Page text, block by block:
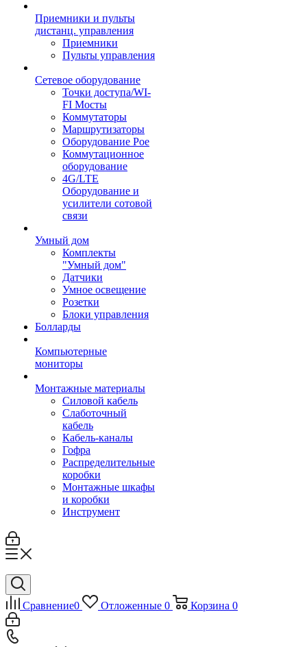
Приемники и пульты
дистанц. управления
Приемники
Пульты управления
Сетевое оборудование
Точки доступа/WI-
FI Мосты
Коммутаторы
Маршрутизаторы
Оборудование Poe
Коммутационное
оборудование
4G/LTE
Оборудование и
усилители сотовой
связи
Умный дом
Комплекты
"Умный дом"
Датчики
Умное освещение
Розетки
Блоки управления
Болларды
Компьютерные
мониторы
Монтажные материалы
Силовой кабель
Слаботочный
кабель
Кабель-каналы
Гофра
Распределительные
коробки
Монтажные шкафы
и коробки
Инструмент
Сравнение0 Отложенные 0 Корзина 0